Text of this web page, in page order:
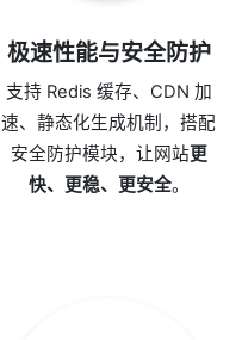
极速性能与安全防护
支持 Redis 缓存、CDN 加
速、静态化生成机制，搭配
安全防护模块，让网站更
快、更稳、更安全。